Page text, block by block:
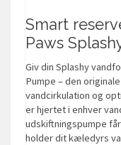
Smart
Paws
Giv din Splashy
Pumpe – den
vandcirkulation og
er hjertet i enhver
udskiftningspumpe
holder dit kæledyrs